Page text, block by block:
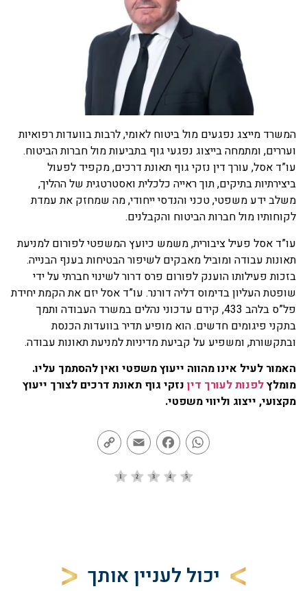
המשרד מייצג נפגעים מול ביטוח לאומי, לרבות בוועדות רפואיות
ועררים, ומתמחה בייצוג נפגעי גוף בתביעות מול חברות הביטוח.
עו”ד אסל, עורך דין נזקי גוף תאונת דרכים, מקפיד לפעול
ביצירתיות בתיקים, תוך ראייה כלכלית ואסטרטגית של ההליך,
משלב ידע משפטי, טכני והנדסי ייחודי, מה שמחזק את עמדת
לקוחותיו מול חברות הביטוח והקבלנים.
עו”ד אסל פעיל ציבורית, משמש כיועץ המשפטי לפורום למניעת
תאונות עבודה ומוביל מאבקים לשיפור הבטיחות בענף הבנייה.
בזכות פעילותו הוענק לפורום פרס דרור לשינוי חברתי על ידי
שופטת העליון בדימוס דליה דורנר. עו”ד אסל יזם את הקמת יחידת
פל”ס בלהב 433, קידם עדכוני נהלים במשרד העבודה ותמך
בתקני פיגומים חדשים. הוא מופיע תדיר בוועדות הכנסת
ובתקשורת, ומשפיע על קביעת מדיניות למניעת תאונות עבודה.
האמור לעיל אינו מהווה ייעוץ משפטי ואין להסתמך עליו.
מומלץלפנות לעורך דין נזקי גוף תאונת דרכים לצורך ייעוץ
מקצועי, ייצוג וליווי משפטי.
WhatsApp
Facebook
Email
יכול לעניין אותך